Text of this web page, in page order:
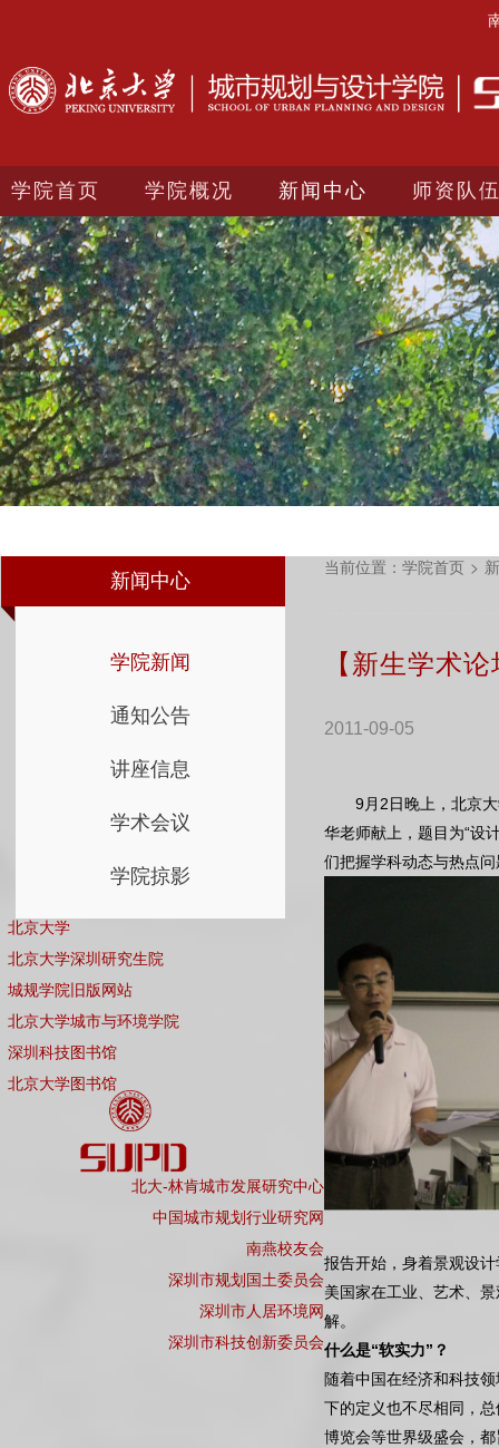
学院首页 学院概况 新闻中心 师资队
新闻中心
学院新闻
通知公告
讲座信息
学术会议
学院掠影
当前位置： 学院首页 >
【新生学术
2011-09-05
9月2日晚上，北京大
华老师献上，题目为“设
们把握学科动态与热点
报告开始，身着景观设
美国家在工业、艺术、
解。
什么是“软实力”？
随着中国在经济和科技
下的定义也不尽相同，
博览会等世界级盛会，
北京大学
北京大学深圳研究生院
城规学院旧版网站
北京大学城市与环境学院
深圳科技图书馆
北京大学图书馆
北大-林肯城市发展研究中心
中国城市规划行业研究网
南燕校友会
深圳市规划国土委员会
深圳市人居环境网
深圳市科技创新委员会